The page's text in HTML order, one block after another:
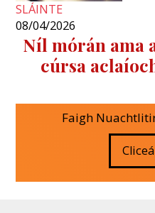
SLÁINTE
08/04/2026
Níl mórán ama
cúrsa
Faigh